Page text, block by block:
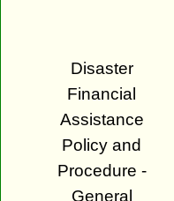
Disaster
Financial
Assistance
Policy and
Procedure -
General